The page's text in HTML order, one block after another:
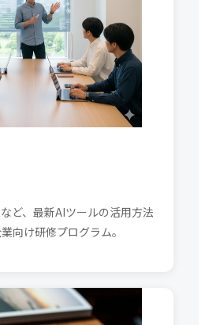
ど、最新AIツールの活用方法
向け研修プログラム。